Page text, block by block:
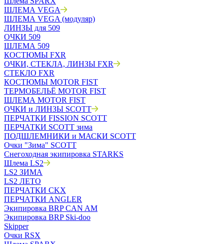
ШЛЕМА VEGA
ШЛЕМА VEGA (модуляр)
ЛИНЗЫ для 509
ОЧКИ 509
ШЛЕМА 509
КОСТЮМЫ FXR
ОЧКИ, СТЕКЛА, ЛИНЗЫ FXR
СТЕКЛО FXR
КОСТЮМЫ MOTOR FIST
ТЕРМОБЕЛЬЁ MOTOR FIST
ШЛЕМА MOTOR FIST
ОЧКИ и ЛИНЗЫ SCOTT
ПЕРЧАТКИ FISSION SCOTT
ПЕРЧАТКИ SCOTT зима
ПОДШЛЕМНИКИ и МАСКИ SCOTT
Очки "Зима" SCOTT
Снегоходная экипировка STARKS
Шлема LS2
LS2 ЗИМА
LS2 ЛЕТО
ПЕРЧАТКИ CKX
ПЕРЧАТКИ ANGLER
Экипировка BRP CAN AM
Экипировка BRP Ski-doo
Skipper
Очки RSX